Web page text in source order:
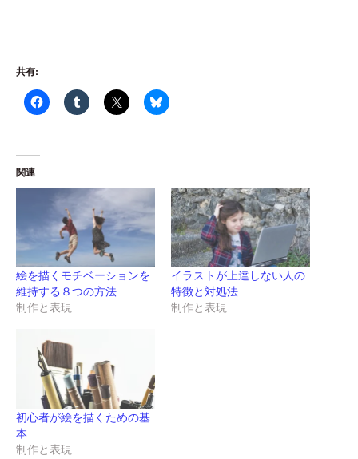
共有:
関連
絵を描くモチベーションを
維持する８つの方法
制作と表現
イラストが上達しない人の
特徴と対処法
制作と表現
初心者が絵を描くための基
本
制作と表現